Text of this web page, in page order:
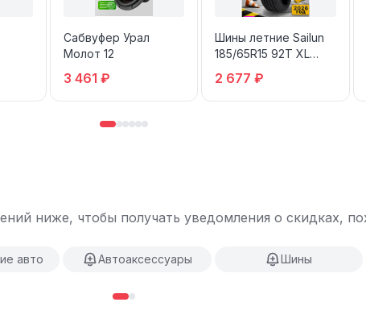
Сабвуфер Урал
Молот 12
3 461 ₽
Шины летние Sailun
185/65R15 92T XL
2 677 ₽
ниже, чтобы получать уведомления о скидках,
авто Автоаксессуары Шины